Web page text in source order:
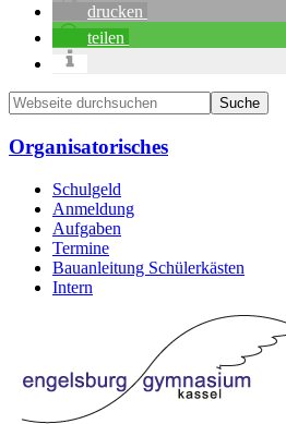
drucken
teilen
Seitenspalte
Webseite
durchsuchen
Organisatorisches
Schulgeld
Anmeldung
Aufgaben
Termine
Bauanleitung Schülerkästen
Intern